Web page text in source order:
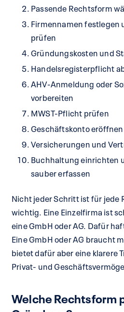
Passende Rechtsform
Firmennamen festlegen
prüfen
Gründungskosten und
Handelsregisterpflicht
AHV-Anmeldung oder
vorbereiten
MWST-Pflicht prüfen
Geschäftskonto eröffnen
Versicherungen und
Buchhaltung einrichten
sauber erfassen
Nicht jeder Schritt ist für jede
wichtig. Eine Einzelfirma ist
eine GmbH oder AG. Dafür
Eine GmbH oder AG braucht
bietet dafür aber eine klarere
Privat- und
Welche Rechtsform